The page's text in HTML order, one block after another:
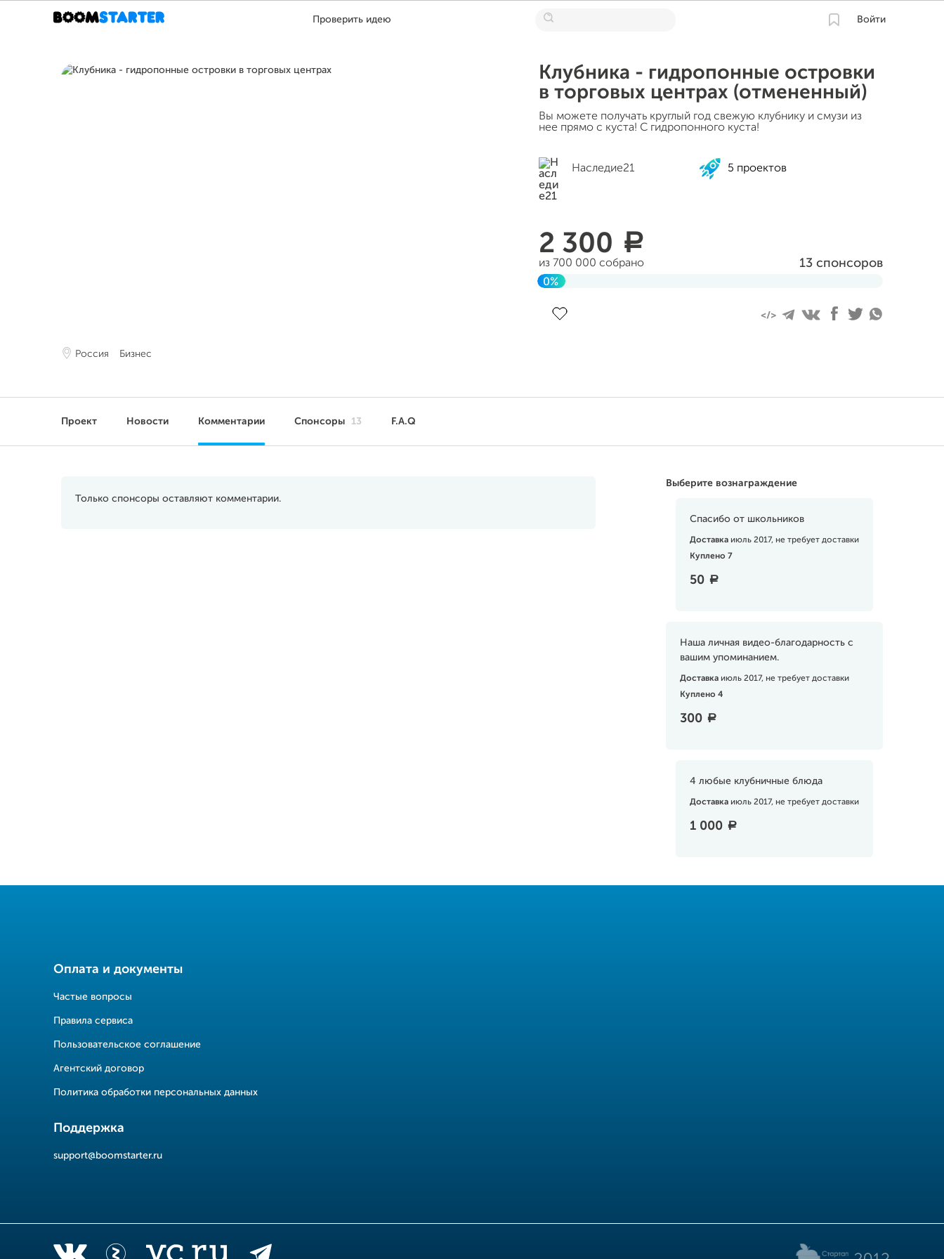
Проверить идею Войти
Россия Бизнес
Клубника - гидропонные островки
в торговых центрах (отмененный)
Вы можете получать круглый год свежую клубнику и смузи из
нее прямо с куста! С гидропонного куста!
Наследие21 5 проектов
2 300 a
из 700 000 собрано 13 спонсоров
0%
Проект Новости Комментарии Спонсоры 13 F.A.Q
Выберите вознаграждение
Спасибо от школьников
Доставка июль 2017, не требует доставки
Куплено 7
50 a
Наша личная видео-благодарность с
вашим упоминанием.
Доставка июль 2017, не требует доставки
Куплено 4
300 a
4 любые клубничные блюда
Доставка июль 2017, не требует доставки
1 000 a
Только спонсоры оставляют комментарии.
Оплата и документы
Частые вопросы
Правила сервиса
Пользовательское соглашение
Агентский договор
Политика обработки персональных данных
Поддержка
support@boomstarter.ru